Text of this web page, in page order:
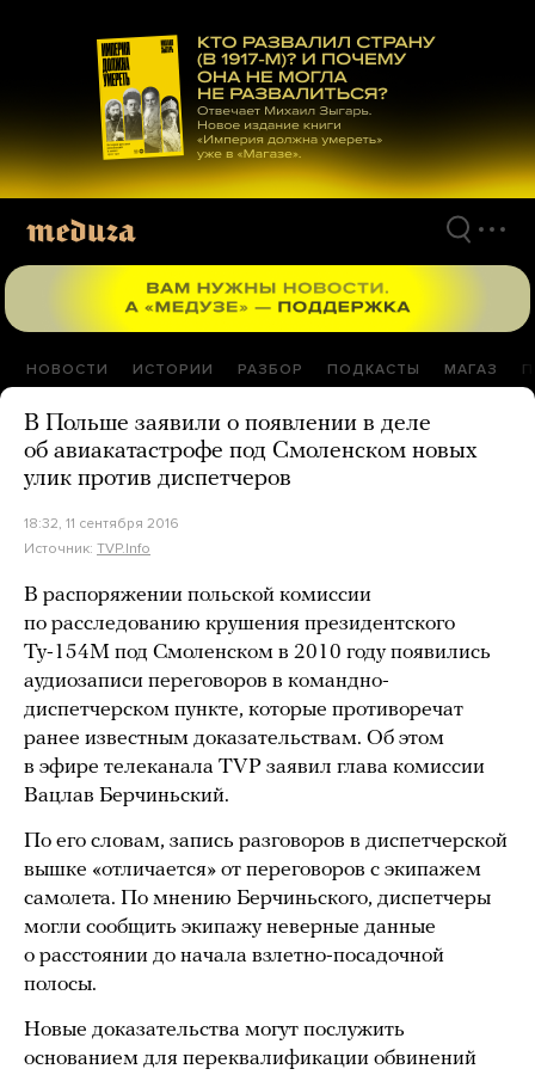
материалам
НОВОСТИ ИСТОРИИ РАЗБОР ПОДКАСТЫ МАГАЗ
В Польше заявили о появлении в деле
об авиакатастрофе под Смоленском новых
улик против диспетчеров
18:32, 11 сентября 2016
Источник: TVP.Info
В распоряжении польской комиссии
по расследованию крушения президентского
Ту-154М под Смоленском в 2010 году появились
аудиозаписи переговоров в командно-
диспетчерском пункте, которые противоречат
ранее известным доказательствам. Об этом
в эфире телеканала TVP заявил глава комиссии
Вацлав Берчиньский.
По его словам, запись разговоров в диспетчерской
вышке «отличается» от переговоров с экипажем
самолета. По мнению Берчиньского, диспетчеры
могли сообщить экипажу неверные данные
о расстоянии до начала взлетно-посадочной
полосы.
Новые доказательства могут послужить
основанием для переквалификации обвинений